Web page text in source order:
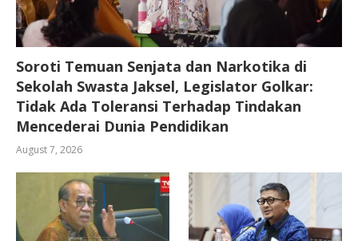
Soroti Temuan Senjata dan Narkotika di
Sekolah Swasta Jaksel, Legislator Golkar:
Tidak Ada Toleransi Terhadap Tindakan
Mencederai Dunia Pendidikan
August 7, 2026